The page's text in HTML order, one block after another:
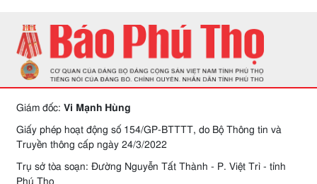
Giám đốc: Vi Mạnh Hùng
Giấy phép hoạt động số 154/GP-BTTTT, do Bộ Thông tin và
Truyền thông cấp ngày 24/3/2022
Trụ sở tòa soạn: Đường Nguyễn Tất Thành - P. Việt Trì - tỉnh
Phú Thọ